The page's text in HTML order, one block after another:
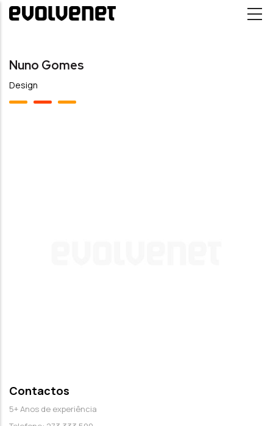
Passar para o conteúdo principal
Nuno Gomes
Design
Contactos
5+ Anos de experiência